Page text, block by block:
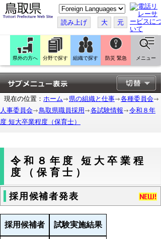
こ
の
ペ
ー
ジ
翻
訳
す
る
読み上げ 大 元
県外の方へ 分野で探す 組織で探す 防災 緊急 メニュー
現在の位置： ホーム 県の組織と仕事
各種委員会
人事委員会
鳥取県職員採用 各試験情報
令和８年
度 短大卒業程度（保育士）
令和８年度 短大卒業程
度（保育士）
採用候補者発表
採用候補者 試験実施結果